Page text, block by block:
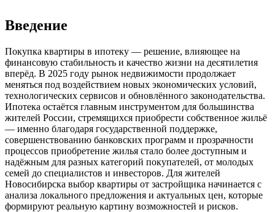
Введение
Покупка квартиры в ипотеку — решение, влияющее на
финансовую стабильность и качество жизни на десятилетия
вперёд. В 2025 году рынок недвижимости продолжает
меняться под воздействием новых экономических условий,
технологических сервисов и обновлённого законодательства.
Ипотека остаётся главным инструментом для большинства
жителей России, стремящихся приобрести собственное жильё
— именно благодаря государственной поддержке,
совершенствованию банковских программ и прозрачности
процессов приобретение жилья стало более доступным и
надёжным для разных категорий покупателей, от молодых
семей до специалистов и инвесторов. Для жителей
Новосибирска выбор квартиры от застройщика начинается с
анализа локального предложения и актуальных цен, которые
формируют реальную картину возможностей и рисков.